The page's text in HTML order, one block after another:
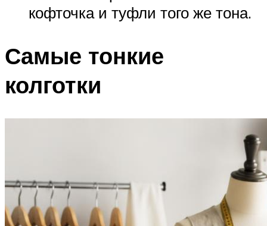
кофточка и туфли того же тона.
Самые тонкие
колготки